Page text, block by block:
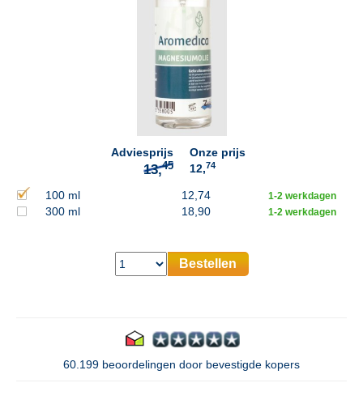
Adviesprijs
Onze prijs
12,74
100 ml 12,74 1-2 werkdagen
300 ml 18,90 1-2 werkdagen
Bestellen
60.199 beoordelingen door bevestigde kopers